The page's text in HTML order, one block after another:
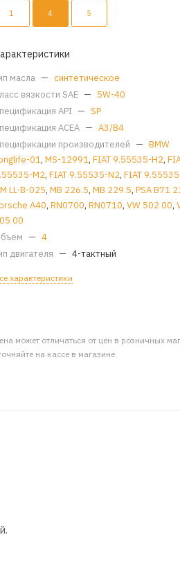
1 4 5
масла — синтетическое
вязкости SAE — 5W-40
API — SP
ACEA — A3/B4
производителей — BMW
01,MS-12991,FIAT 9.55535-H2,
M2,FIAT 9.55535-N2,FIAT
LL-B-025,MB 226.5,MB 229.5,PSA B71
A40,RN0700,RN0710,VW 502 00,
00
— 4
двигателя — 4-тактный
характеристики
может отличаться от цен в розничных
на кассе в магазине